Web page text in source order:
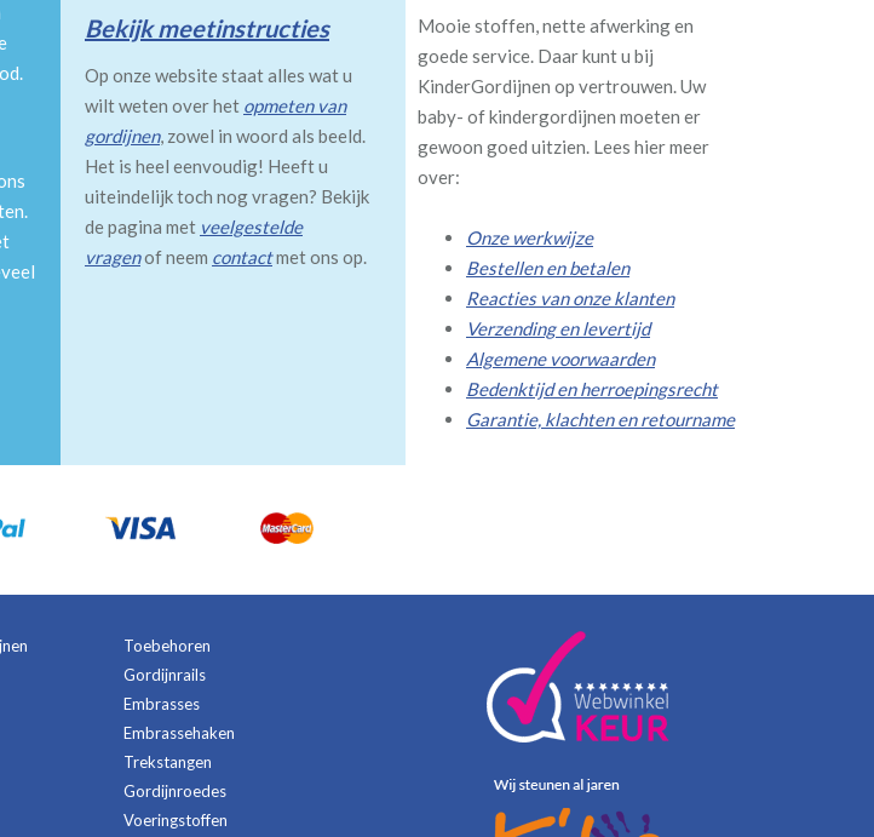
Bekijk meetinstructies
Op onze website staat alles wat u
wilt weten over het opmeten van
gordijnen, zowel in woord als beeld.
Het is heel eenvoudig! Heeft u
uiteindelijk toch nog vragen? Bekijk
de pagina met veelgestelde
vragenof neem contactmet ons op.
Mooie stoffen, nette afwerking en
goede service. Daar kunt u bij
KinderGordijnen op vertrouwen. Uw
baby- of kindergordijnen moeten er
gewoon goed uitzien. Lees hier meer
over:
Onze werkwijze
Bestellen en betalen
Reacties van onze klanten
Verzending en levertijd
Algemene voorwaarden
Bedenktijd en herroepingsrecht
Garantie, klachten en retourname
Toebehoren
Gordijnrails
Embrasses
Embrassehaken
Trekstangen
Gordijnroedes
Voeringstoffen